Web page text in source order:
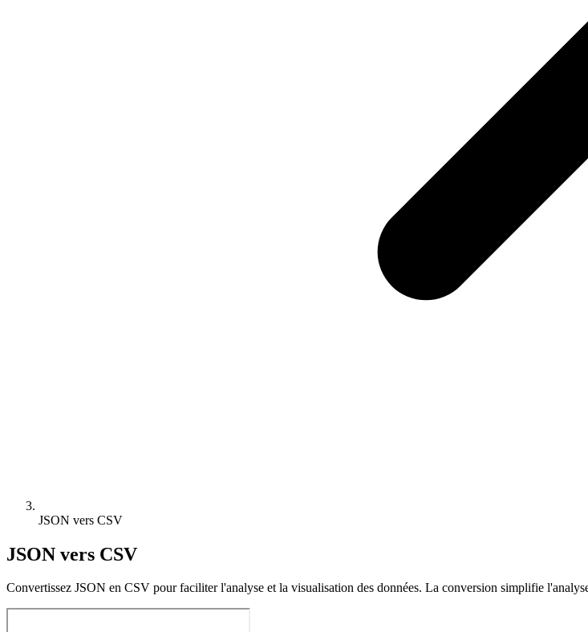
JSON vers CSV
JSON vers CSV
Convertissez JSON en CSV pour faciliter l'analyse et la visualisation des données. La conversion simplifie